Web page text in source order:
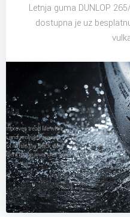
Letnja guma DUNLOP
dostupna je uz